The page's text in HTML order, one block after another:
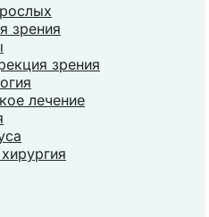
зрения
зрения
лечение